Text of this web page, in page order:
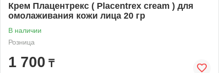
Крем Плацентрекс ( Placentrex cream ) для
омолаживания кожи лица 20 гр
В наличии
Розница
1 700 ₸